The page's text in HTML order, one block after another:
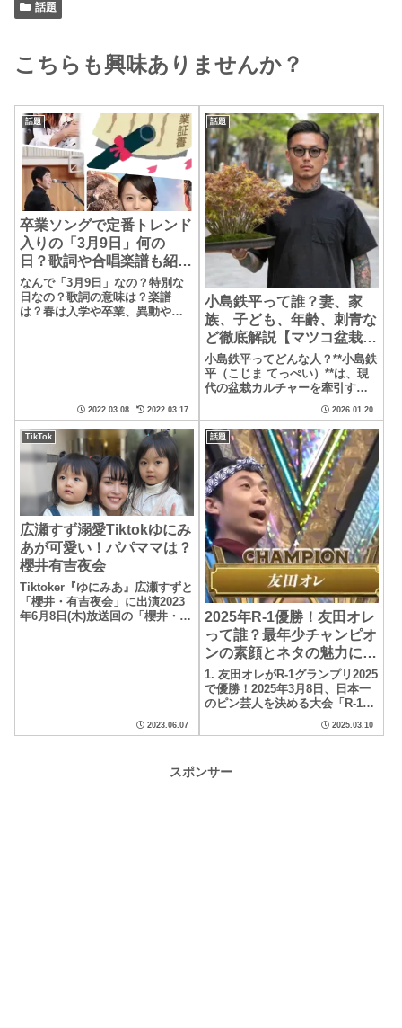
話題
こちらも興味ありませんか？
話題
卒業ソングで定番トレンド
入りの「3月9日」何の
日？歌詞や合唱楽譜も紹
介、レミオロメン
なんで「3月9日」なの？特別な
日なの？歌詞の意味は？楽譜
は？春は入学や卒業、異動や転
2022.03.08 2022.03.17
話題
小島鉄平って誰？妻、家
族、子ども、年齢、刺青な
ど徹底解説【マツコ盆栽の
世界】
小島鉄平ってどんな人？**小島鉄
平（こじま てっぺい）**は、現
代の盆栽カルチャーを牽引する
イティブ視点で盆栽を“体験価
値”に変えた...
2026.01.20
TikTok
広瀬すず溺愛Tiktokゆにみ
あが可愛い！パパママは？
櫻井有吉夜会
Tiktoker『ゆにみあ』広瀬すずと
「櫻井・有吉夜会」に出演2023
年6月8日(木)放送回の「櫻井・有
2023.06.07
話題
2025年R-1優勝！友田オレ
って誰？最年少チャンピオ
ンの素顔とネタの魅力に迫
る
1. 友田オレがR-1グランプリ2025
で優勝！2025年3月8日、日本一
のピン芸人を決める大会「R-1グ
ランプリ2025」にて、23歳の友
田オレさんが優勝を果...2025.03.10
スポンサー